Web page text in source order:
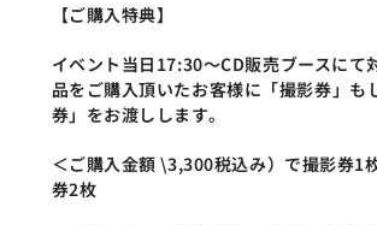
【ご購入特典】
イベント当日17:30～CD販売ブースにて
品をご購入頂いたお客様に「撮影券」も
券」をお渡しします。
＜ご購入金額 \3,300税込み）で撮影券1
券2枚